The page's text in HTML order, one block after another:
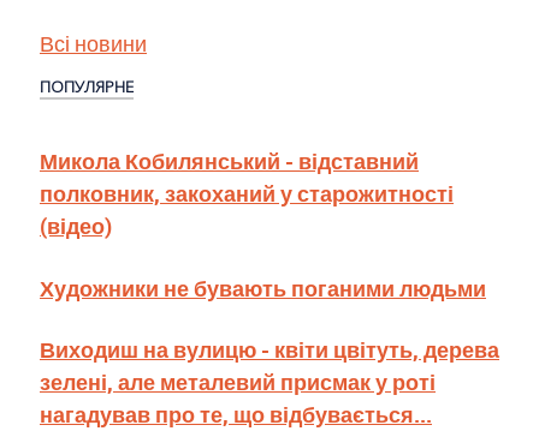
Всі новини
ПОПУЛЯРНЕ
Микола Кобилянський - відставний
полковник, закоханий у старожитності
(відео)
Художники не бувають поганими людьми
Виходиш на вулицю - квіти цвітуть, дерева
зелені, але металевий присмак у роті
нагадував про те, що відбувається...